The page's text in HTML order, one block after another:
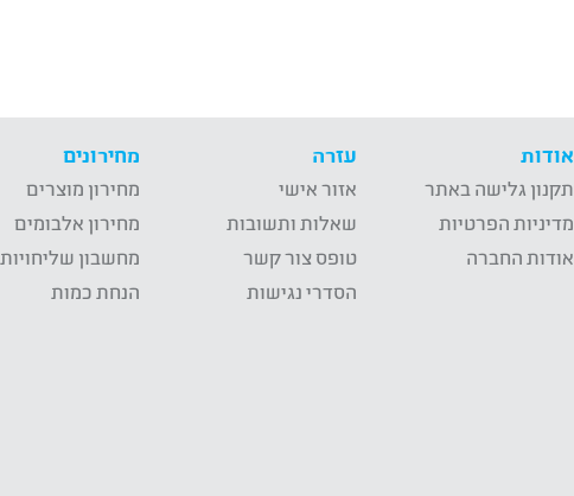
אודות
תקנון גלישה באתר
מדיניות הפרטיות
אודות החברה
עזרה
אזור אישי
שאלות ותשובות
טופס צור קשר
הסדרי נגישות
מחירונים
מחירון מוצרים
מחירון אלבומים
מחשבון שליחויות
הנחת כמות